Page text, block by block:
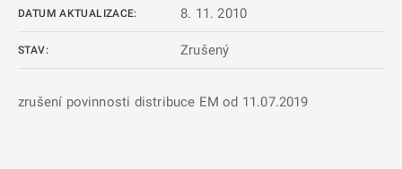
DATUM AKTUALIZACE: 8. 11. 2010
STAV: Zrušený
zrušení povinnosti distribuce EM od 11.07.2019